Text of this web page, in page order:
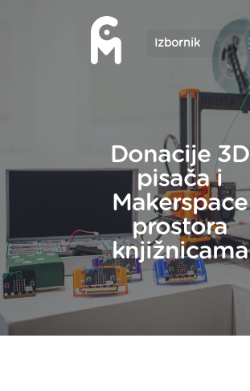
Donacije 3D
pisača i
Makerspace
prostora
knjižnicama